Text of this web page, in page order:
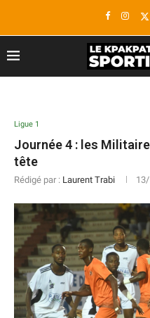
Ligue 1
Journée 4 : les
tête
Rédigé par : Laurent Trabi